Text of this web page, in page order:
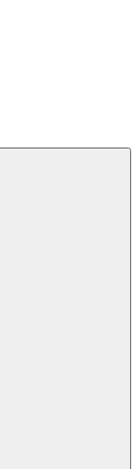
チューニング
任せください!